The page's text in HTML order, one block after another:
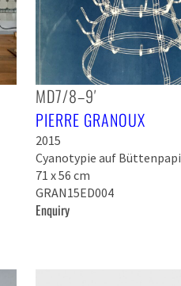
MD7/8–9′
PIERRE GRANOUX
2015
Cyanotypie auf
71 x 56 cm
GRAN15ED004
Enquiry